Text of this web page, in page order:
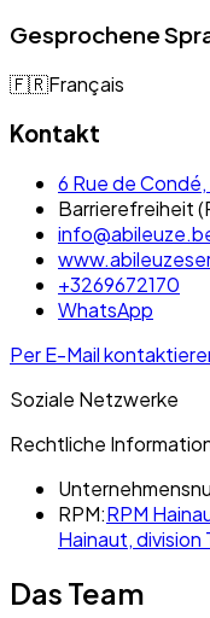
Gesprochene
🇫🇷Français
Kontakt
6 Rue de
Barrierefreiheit
+3269672170
WhatsApp
Per E-Mail
Soziale Netzwerke
Rechtliche
RPM:RPM
Hainaut, division
Das Team